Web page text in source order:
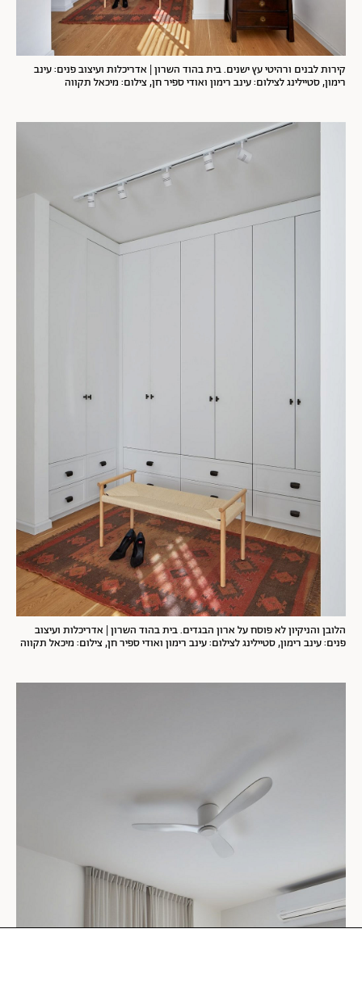
קירות לבנים ורהיטי עץ ישנים. בית בהוד השרון | אדריכלות ועיצוב פנים: עינב
רימון, סטיילינג לצילום: עינב רימון ואודי ספיר חן, צילום: מיכאל תקווה
הלובן והניקיון לא פוסח על ארון הבגדים. בית בהוד השרון | אדריכלות ועיצוב
פנים: עינב רימון, סטיילינג לצילום: עינב רימון ואודי ספיר חן, צילום: מיכאל תקווה